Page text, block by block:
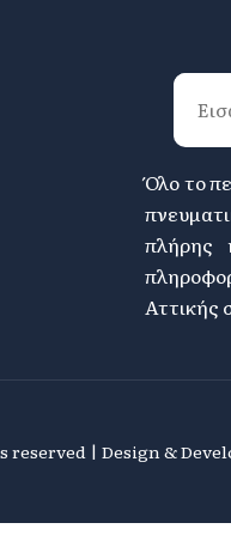
Όλο το
πλήρης
Αττικής
reserved | Design &